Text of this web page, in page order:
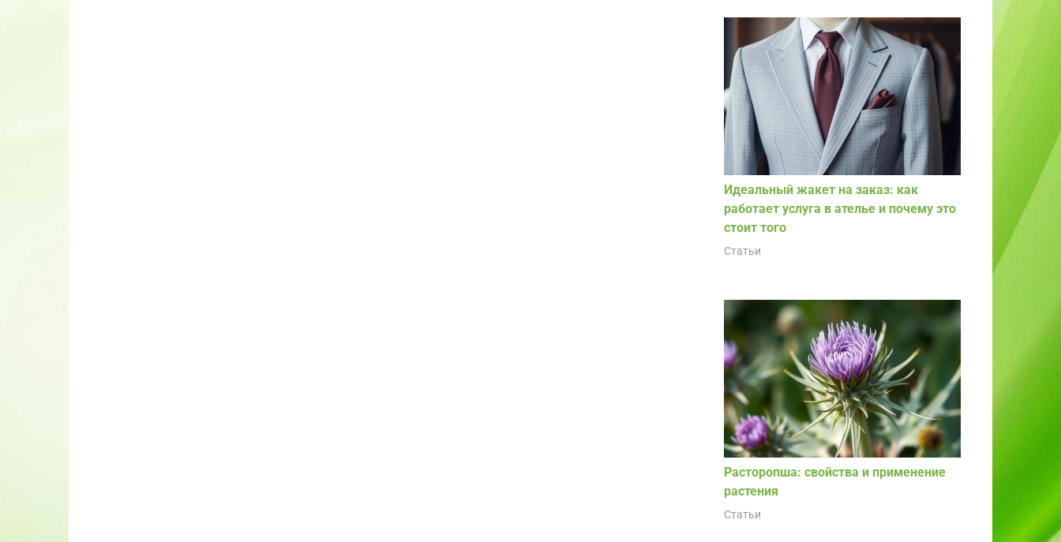
Идеальный жакет на заказ: как
работает услуга в ателье и почему это
стоит того
Статьи
Расторопша: свойства и применение
растения
Статьи